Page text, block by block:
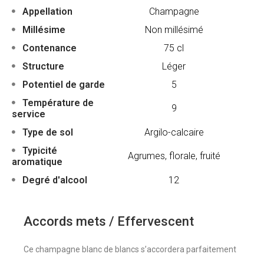
Appellation
Champagne
Millésime
Non millésimé
Contenance
75 cl
Structure
Léger
Potentiel de garde
5
Température de
service
9
Type de sol
Argilo-calcaire
Typicité
aromatique
Agrumes, florale, fruité
Degré d'alcool 12
Accords mets / Effervescent
Ce champagne blanc de blancs s’accordera parfaitement